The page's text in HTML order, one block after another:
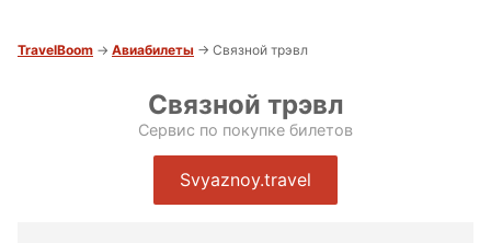
TravelBoom → Авиабилеты → Связной трэвл
Связной трэвл
Сервис по покупке билетов
Svyaznoy.travel